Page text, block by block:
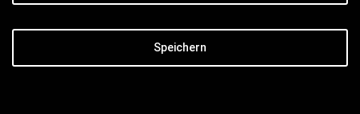
Speichern